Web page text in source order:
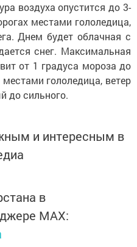
воздуха опустится до 3-
местами гололедица,
Днем будет облачная с
снег. Максимальная
от 1 градуса мороза до
гололедица, ветер
до сильного.
и интересным в
в
MАХ: